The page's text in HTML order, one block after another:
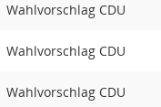
Wahlvorschlag CDU
Wahlvorschlag CDU
Wahlvorschlag CDU